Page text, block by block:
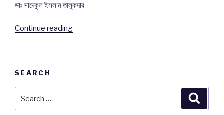
ডাঃ সাদেকুল ইসলাম তালুকদার
Continue reading
SEARCH